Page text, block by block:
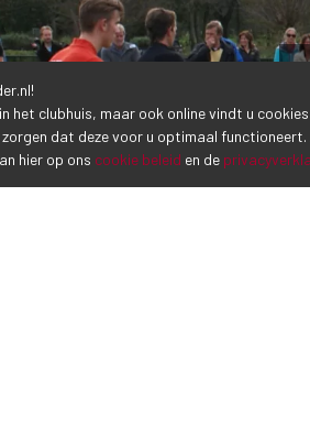
het clubhuis, maar ook online vindt u
dat deze voor u optimaal
hier op ons cookie beleid en de